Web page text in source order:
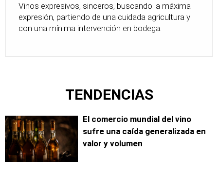
Vinos expresivos, sinceros, buscando la máxima
expresión, partiendo de una cuidada agricultura y
con una mínima intervención en bodega.
TENDENCIAS
El comercio mundial del vino
sufre una caída generalizada en
valor y volumen